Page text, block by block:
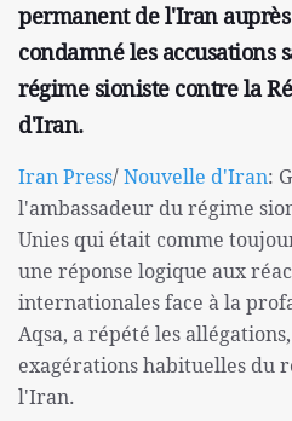
permanent de l'Iran
condamné les accusations
régime sioniste contre la
d'Iran.
Iran Press/Nouvelle d'Iran:
l'ambassadeur du régime
Unies qui était comme
une réponse logique aux
internationales face à la
Aqsa, a répété les
exagérations habituelles du
l'Iran.